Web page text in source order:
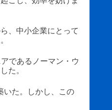
、中小企業にとって
であるノーマン・ウ
た。
いた。しかし、この